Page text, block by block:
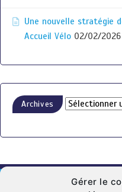
Gérer le
Une nouvelle stratégie
Accueil Vélo 02/02/2026
Archives